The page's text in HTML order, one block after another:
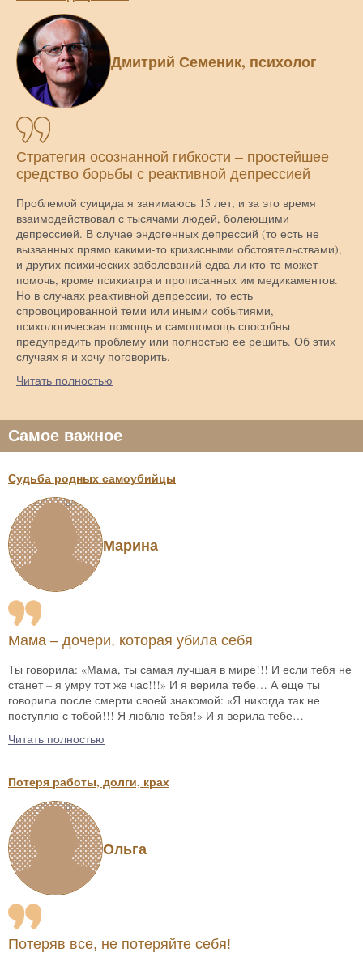
Самое важное
Судьба родных самоубийцы
Марина
Мама – дочери, которая убила себя
Ты говорила: «Мама, ты самая лучшая в мире!!! И если тебя не
станет – я умру тот же час!!!» И я верила тебе… А еще ты
говорила после смерти своей знакомой: «Я никогда так не
поступлю с тобой!!! Я люблю тебя!» И я верила тебе…
Читать полностью
Потеря работы, долги, крах
Ольга
Потеряв все, не потеряйте себя!
Дмитрий Семеник, психолог
Стратегия осознанной гибкости – простейшее
средство борьбы с реактивной депрессией
Проблемой суицида я занимаюсь 15 лет, и за это время
взаимодействовал с тысячами людей, болеющими
депрессией. В случае эндогенных депрессий (то есть не
вызванных прямо какими-то кризисными обстоятельствами),
и других психических заболеваний едва ли кто-то может
помочь, кроме психиатра и прописанных им медикаментов.
Но в случаях реактивной депрессии, то есть
спровоцированной теми или иными событиями,
психологическая помощь и самопомощь способны
предупредить проблему или полностью ее решить. Об этих
случаях я и хочу поговорить.
Читать полностью